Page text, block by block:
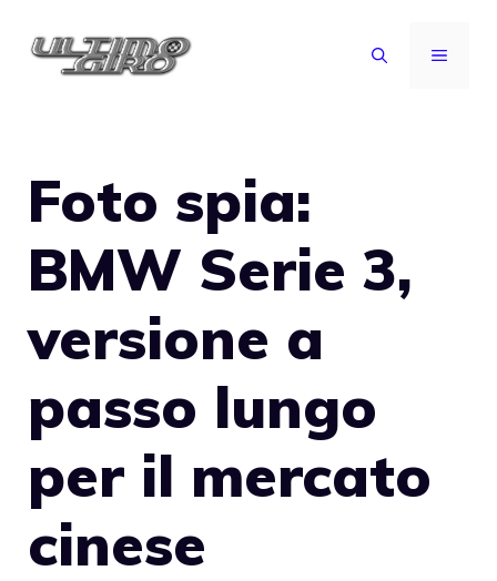
MENU
Foto spia:
BMW Serie 3,
versione a
passo lungo
per il mercato
cinese